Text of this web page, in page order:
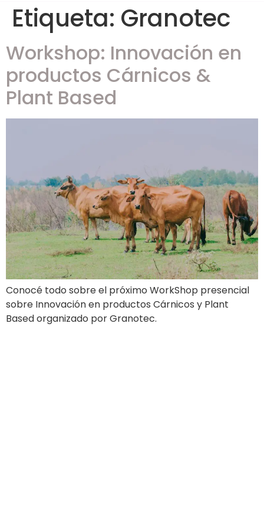
Etiqueta: Granotec
Workshop: Innovación en
productos Cárnicos &
Plant Based
Conocé todo sobre el próximo WorkShop presencial
sobre Innovación en productos Cárnicos y Plant
Based organizado por Granotec.